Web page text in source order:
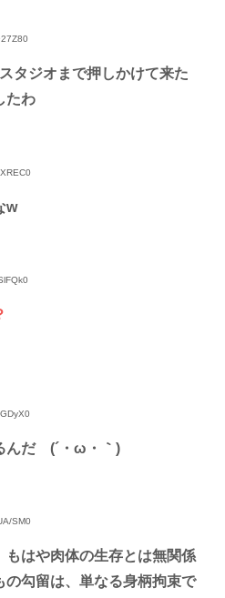
タジオまで押しかけて来た
たわ
w
んだ (´・ω・｀)
SM0
もはや肉体の生存とは無関係
の勾留は、単なる身柄拘束で